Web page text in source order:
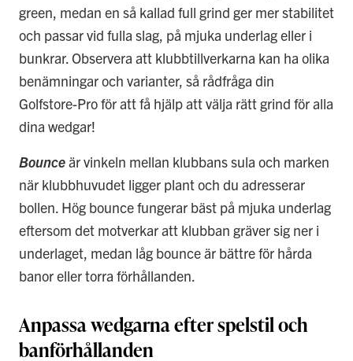
green, medan en så kallad full grind ger mer stabilitet
och passar vid fulla slag, på mjuka underlag eller i
bunkrar. Observera att klubbtillverkarna kan ha olika
benämningar och varianter, så rådfråga din
Golfstore-Pro för att få hjälp att välja rätt grind för alla
dina wedgar!
Bounceär vinkeln mellan klubbans sula och marken
när klubbhuvudet ligger plant och du adresserar
bollen. Hög bounce fungerar bäst på mjuka underlag
eftersom det motverkar att klubban gräver sig ner i
underlaget, medan låg bounce är bättre för hårda
banor eller torra förhållanden.
Anpassa wedgarna efter spelstil och
banförhållanden